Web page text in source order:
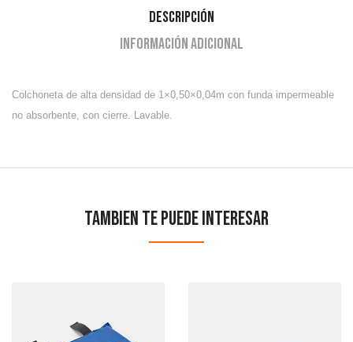
Descripción
Información adicional
Colchoneta de alta densidad de 1×0,50×0,04m con funda impermeable
no absorbente, con cierre. Lavable.
Tambien te puede interesar